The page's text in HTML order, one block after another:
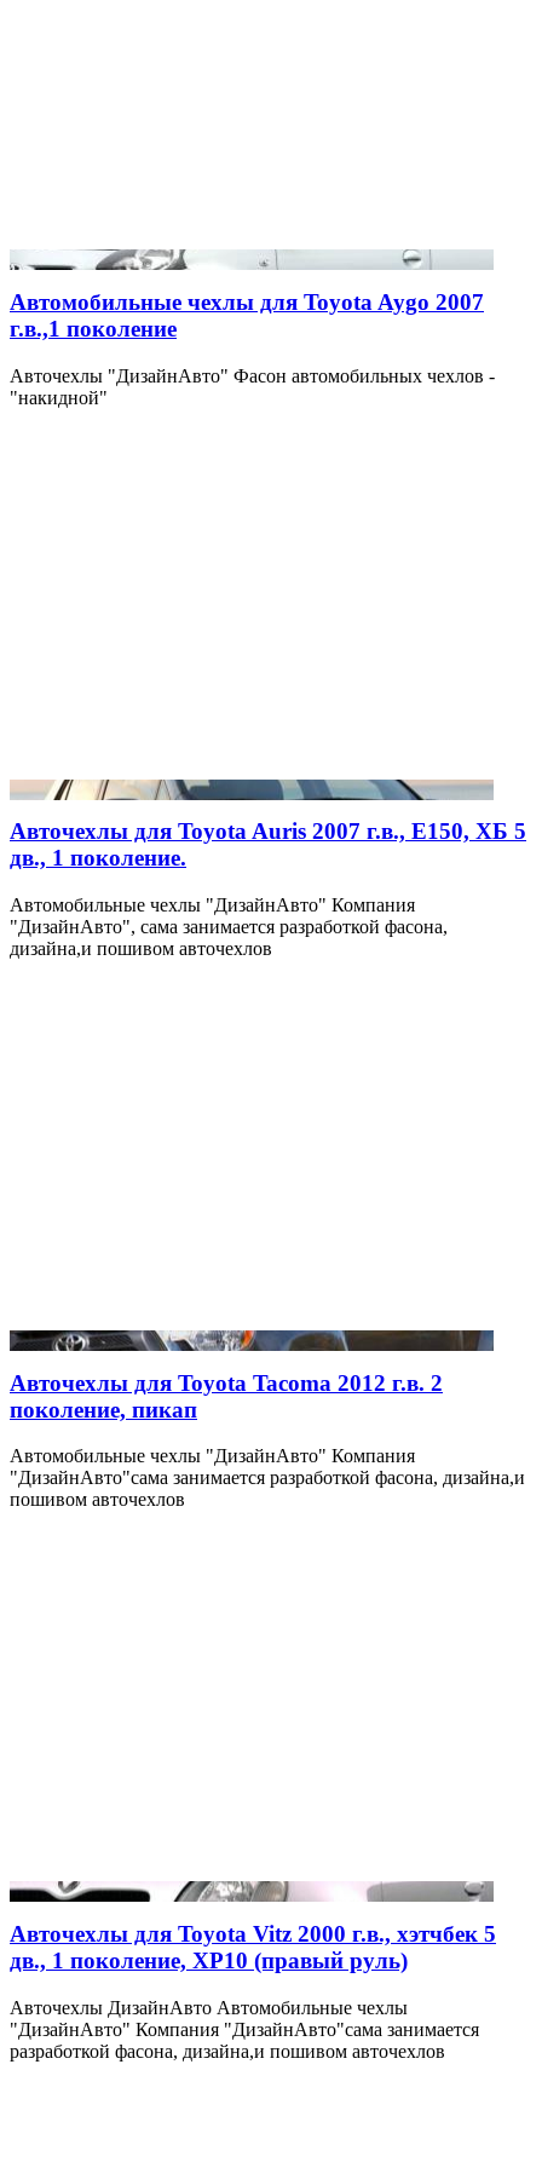
Автомобильные чехлы для Toyota Aygo 2007
г.в.,1 поколение
Авточехлы "ДизайнАвто" Фасон автомобильных чехлов -
"накидной"
Авточехлы для Toyota Auris 2007 г.в., E150, ХБ 5
дв., 1 поколение.
Автомобильные чехлы "ДизайнАвто" Компания
"ДизайнАвто", сама занимается разработкой фасона,
дизайна,и пошивом авточехлов
Авточехлы для Toyota Tacoma 2012 г.в. 2
поколение, пикап
Автомобильные чехлы "ДизайнАвто" Компания
"ДизайнАвто"сама занимается разработкой фасона, дизайна,и
пошивом авточехлов
Авточехлы для Toyota Vitz 2000 г.в., хэтчбек 5
дв., 1 поколение, XP10 (правый руль)
Авточехлы ДизайнАвто Автомобильные чехлы
"ДизайнАвто" Компания "ДизайнАвто"сама занимается
разработкой фасона, дизайна,и пошивом авточехлов